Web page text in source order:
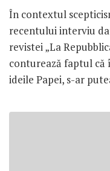
În contextul
recentului interviu
revistei „La
conturează faptul
ideile Papei, s-ar